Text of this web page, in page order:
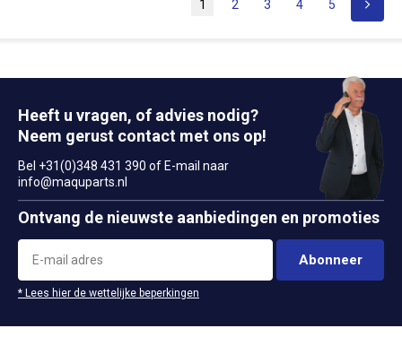
1 2 3 4 5
Heeft u vragen, of advies nodig?
Neem gerust contact met ons op!
Bel +31(0)348 431 390 of E-mail naar
info@maquparts.nl
Ontvang de nieuwste aanbiedingen en promoties
Abonneer
* Lees hier de wettelijke beperkingen